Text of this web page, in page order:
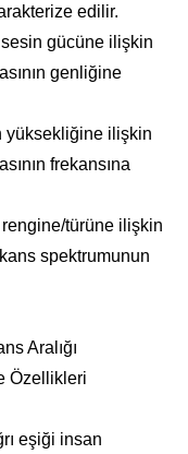
edilir.
gücüne ilişkin
genliğine
ilişkin
frekansına
türüne ilişkin
spektrumunun
Aralığı
Özellikleri
eşiği insan